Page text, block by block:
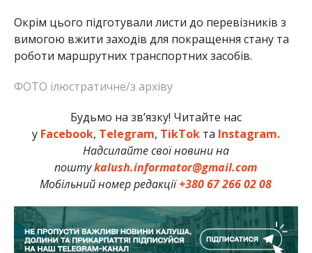
Окрім цього підготували листи до перевізників з
вимогою вжити заходів для покращення стану та
роботи маршрутних транспортних засобів.
ФОТО ілюстратичне/з архіву
Будьмо на зв’язку! Читайте нас
у Facebook, Telegram, TikTokта Instagram.
Надсилайте свої новини на
поштуkalush.informator@gmail.com
Мобільний номер редакції+380 67 266 02 08